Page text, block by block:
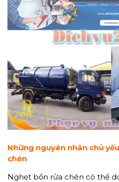
Những nguyên nhân chủ
chén
Nghẹt bồn rửa chén có thể